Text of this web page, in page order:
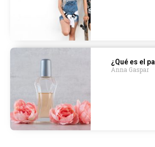
¿Qué es el
Anna Gaspar